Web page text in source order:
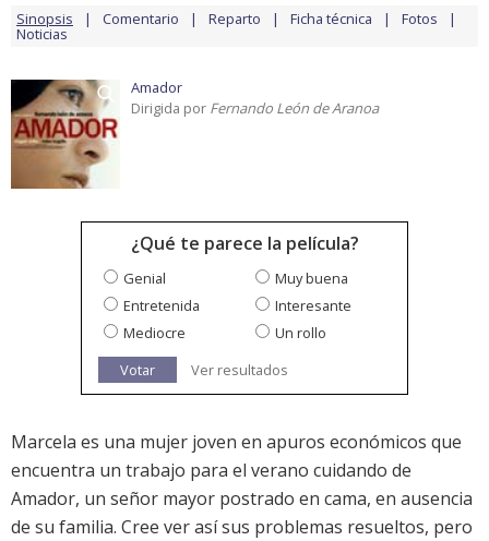
Sinopsis Comentario Reparto Ficha técnica Fotos
Noticias
Amador
Dirigida por Fernando León de Aranoa
¿Qué te parece la película?
Genial
Muy buena
Entretenida
Interesante
Mediocre
Un rollo
Votar
Ver resultados
Marcela es una mujer joven en apuros económicos que
encuentra un trabajo para el verano cuidando de
Amador, un señor mayor postrado en cama, en ausencia
de su familia. Cree ver así sus problemas resueltos, pero